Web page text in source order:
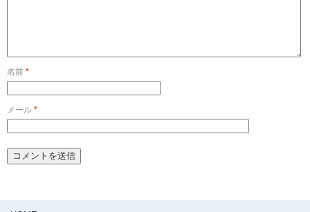
名前 *
メール *